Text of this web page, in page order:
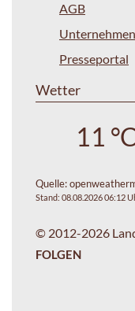
AGB
Unternehmen
Presseportal
Wetter
11
Quelle:
Stand: 08.08.2026 06:12
© 2012-2026
FOLGEN